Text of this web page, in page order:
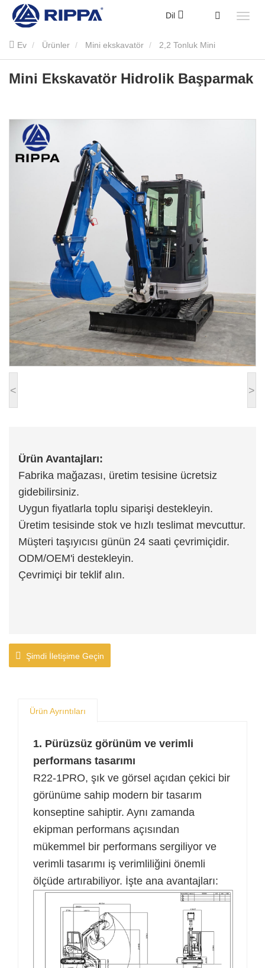
Dil
Ev Ürünler Mini ekskavatör 2,2 Tonluk Mini
Ekskavatör Mini Ekskavatör Hidrolik Başparmak
< >
Mini Ekskavatör Hidrolik Başparmak
Ürün Avantajları:
Fabrika mağazası, üretim tesisine ücretsiz
gidebilirsiniz.
Uygun fiyatlarla toplu siparişi destekleyin.
Üretim tesisinde stok ve hızlı teslimat mevcuttur.
Müşteri taşıyıcısı günün 24 saati çevrimiçidir.
ODM/OEM'i destekleyin.
Çevrimiçi bir teklif alın.
Şimdi İletişime Geçin
Ürün Ayrıntıları
1. Pürüzsüz görünüm ve verimli
performans tasarımı
R22-1PRO, şık ve görsel açıdan çekici bir
görünüme sahip modern bir tasarım
konseptine sahiptir. Aynı zamanda
ekipman performans açısından
mükemmel bir performans sergiliyor ve
verimli tasarımı iş verimliliğini önemli
ölçüde artırabiliyor. İşte ana avantajları: